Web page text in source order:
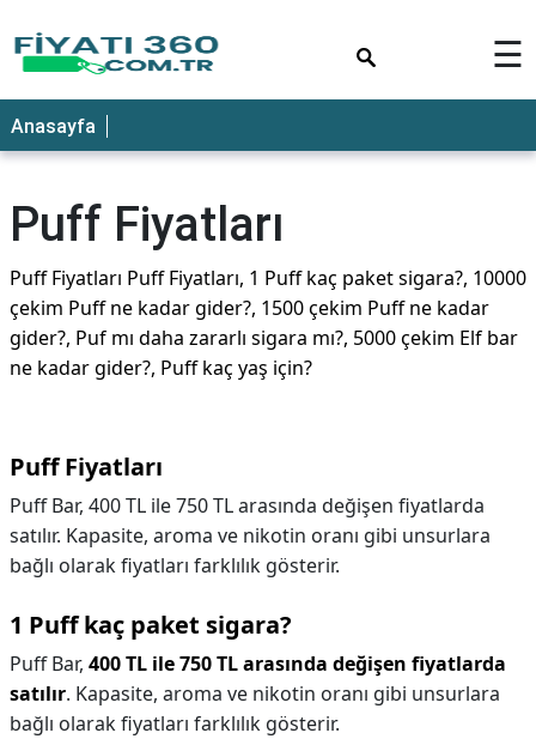
☰
Anasayfa
Puff Fiyatları
Puff Fiyatları Puff Fiyatları, 1 Puff kaç paket sigara?, 10000
çekim Puff ne kadar gider?, 1500 çekim Puff ne kadar
gider?, Puf mı daha zararlı sigara mı?, 5000 çekim Elf bar
ne kadar gider?, Puff kaç yaş için?
Puff Fiyatları
Puff Bar, 400 TL ile 750 TL arasında değişen fiyatlarda
satılır. Kapasite, aroma ve nikotin oranı gibi unsurlara
bağlı olarak fiyatları farklılık gösterir.
1 Puff kaç paket sigara?
Puff Bar, 400 TL ile 750 TL arasında değişen fiyatlarda
satılır. Kapasite, aroma ve nikotin oranı gibi unsurlara
bağlı olarak fiyatları farklılık gösterir.